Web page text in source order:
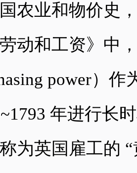
国农业和物价史
动和工资》中
power）
年进行长
为英国雇工的